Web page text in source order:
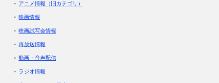
アニメ情報（旧カテゴリ）
映画情報
映画試写会情報
再放送情報
動画・音声配信
ラジオ情報